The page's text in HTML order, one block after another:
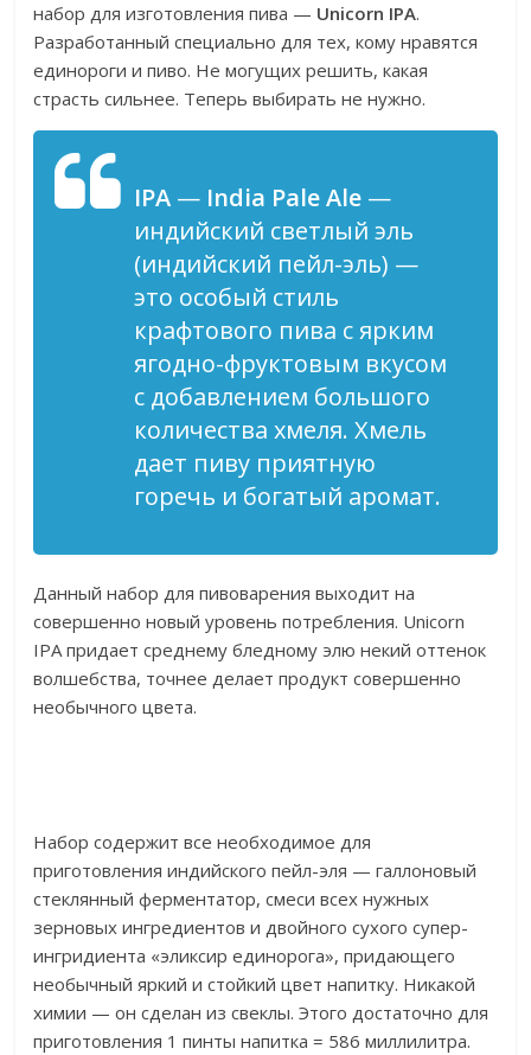
набор для изготовления пива — Unicorn IPA.
Разработанный специально для тех, кому нравятся
единороги и пиво. Не могущих решить, какая
страсть сильнее. Теперь выбирать не нужно.
IPA — India Pale Ale —
индийский светлый эль
(индийский пейл-эль) —
это особый стиль
крафтового пива с ярким
ягодно-фруктовым вкусом
с добавлением большого
количества хмеля. Хмель
дает пиву приятную
горечь и богатый аромат.
Данный набор для пивоварения выходит на
совершенно новый уровень потребления. Unicorn
IPA придает среднему бледному элю некий оттенок
волшебства, точнее делает продукт совершенно
необычного цвета.
Набор содержит все необходимое для
приготовления индийского пейл-эля — галлоновый
стеклянный ферментатор, смеси всех нужных
зерновых ингредиентов и двойного сухого супер-
ингридиента «эликсир единорога», придающего
необычный яркий и стойкий цвет напитку. Никакой
химии — он сделан из свеклы. Этого достаточно для
приготовления 1 пинты напитка = 586 миллилитра.